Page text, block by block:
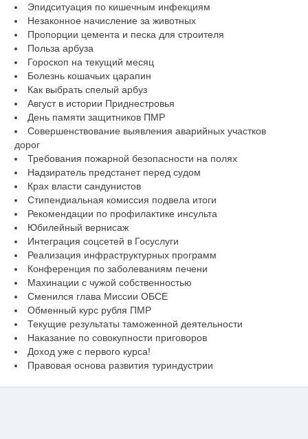
Эпидситуация по кишечным инфекциям
Незаконное начисление за животных
Пропорции цемента и песка для строителя
Польза арбуза
Гороскоп на текущий месяц
Болезнь кошачьих царапин
Как выбрать спелый арбуз
Август в истории Приднестровья
День памяти защитников ПМР
Совершенствование выявления аварийных участков
дорог
Требования пожарной безопасности на полях
Надзиратель предстанет перед судом
Крах власти сандунистов
Стипендиальная комиссия подвела итоги
Рекомендации по профилактике инсульта
Юбилейный вернисаж
Интеграция соцсетей в Госуслуги
Реализация инфраструктурных программ
Конференция по заболеваниям печени
Махинации с чужой собственностью
Сменился глава Миссии ОБСЕ
Обменный курс рубля ПМР
Текущие результаты таможенной деятельности
Наказание по совокупности приговоров
Доход уже с первого курса!
Правовая основа развития туриндустрии